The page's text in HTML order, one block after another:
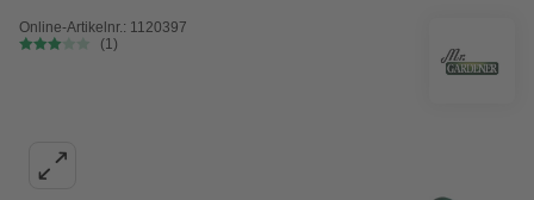
Online-Artikelnr.: 1120397
(1)